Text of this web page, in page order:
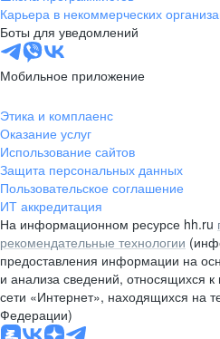
Карьера в некоммерческих
Боты для уведомлений
Мобильное приложение
Этика и комплаенс
Оказание услуг
Использование сайтов
Защита персональных данных
Пользовательское соглашение
ИТ аккредитация
На информационном ресурсе hh.ru
рекомендательные технологии
предоставления информации на
и анализа сведений, относящихся
сети «Интернет», находящихся на
Федерации)